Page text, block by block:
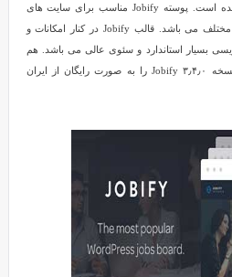
و کار ها و مشاغل مختلف طراحی شده است. پوسته Jobify مناسب برای سایت های
خدماتی، شرکتی، گروه ها و تیم های مختلف می باشد. قالب Jobify در کنار امکانات و
بسیار استاندارد و سئوی عالی می باشد. هم
اکنون آخرین نسخه این پوسته یعنی نسخه ۳٫۴٫۰ Jobify را به صورت رایگان از ایران